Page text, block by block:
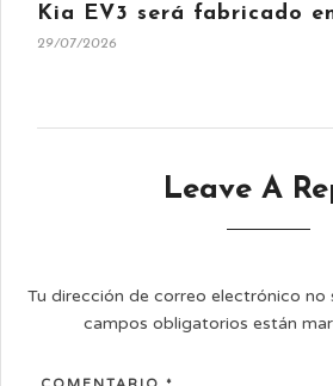
Kia EV3 será fabricado
29/07/2026
Leave A
Tu dirección de correo electrónico no
campos obligatorios están